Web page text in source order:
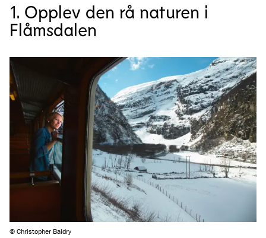
1. Opplev den rå naturen i
Flåmsdalen
© Christopher Baldry